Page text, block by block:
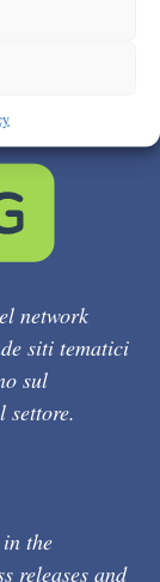
network
siti tematici
sul
settore.
in the
releases and